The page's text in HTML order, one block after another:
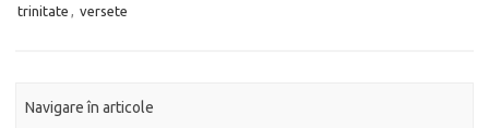
trinitate
versete
Navigare în articole